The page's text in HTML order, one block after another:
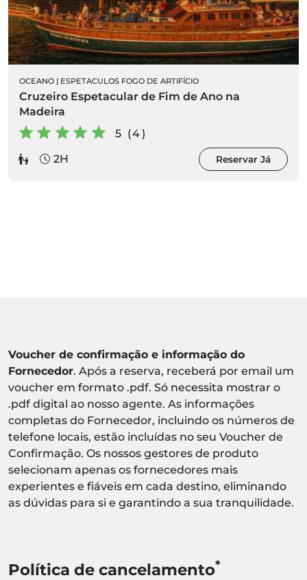
OCEANO | ESPETACULOS FOGO DE ARTIFÍCIO
Cruzeiro Espetacular de Fim de Ano na
Madeira
5 (4)
2H
Reservar Já
Voucher de confirmação e informação do
Fornecedor. Após a reserva, receberá por email um
voucher em formato .pdf. Só necessita mostrar o
.pdf digital ao nosso agente. As informações
completas do Fornecedor, incluindo os números de
telefone locais, estão incluídas no seu Voucher de
Confirmação. Os nossos gestores de produto
selecionam apenas os fornecedores mais
experientes e fiáveis em cada destino, eliminando
as dúvidas para si e garantindo a sua tranquilidade.
Política de cancelamento*